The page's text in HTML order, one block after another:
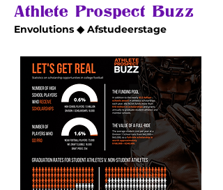
Athlete Prospect Buzz
Envolutions ◆ Afstudeerstage